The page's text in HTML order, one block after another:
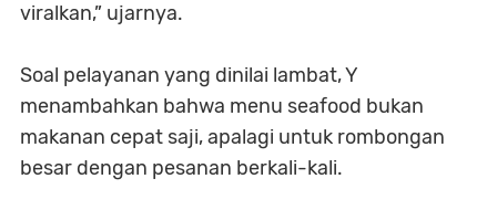
viralkan,” ujarnya.
Soal pelayanan yang dinilai lambat, Y
menambahkan bahwa menu seafood bukan
makanan cepat saji, apalagi untuk rombongan
besar dengan pesanan berkali-kali.